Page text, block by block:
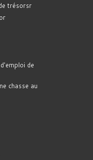
trésorsr
de
chasse au